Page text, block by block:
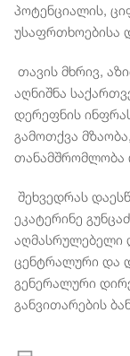
პოტენციალის,
უსაფრთხოებისა
თავის მხრივ,
აღნიშნა
დერეფნის
გამოთქვა
თანამშრომლობა
შეხვედრას
ეკატერინე
აღმასრულებელი
ცენტრალური და
გენერალური
განვითარების